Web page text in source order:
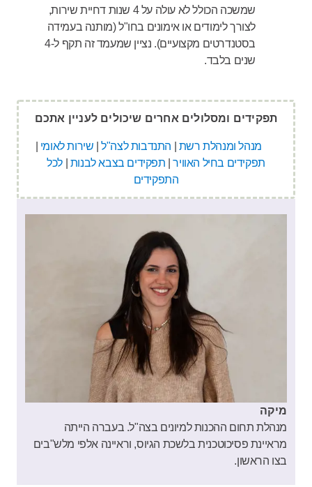
שמשכה הכולל לא עולה על 4 שנות דחיית שירות,
לצורך לימודים או אימונים בחו"ל (מותנה בעמידה
בסטנדרטים מקצועיים). נציין שמעמד זה תקף ל-4
שנים בלבד.
תפקידים ומסלולים אחרים שיכולים לעניין אתכם
מנהל ומנהלת רשת התנדבות לצה"ל| שירות לאומי
תפקידים בחיל האוויר| תפקידים בצבא לבנות |לכל
התפקידים
מיקה
מנהלת תחום ההכנות למיונים בצה"ל. בעברה הייתה
מראיינת פסיכוטכנית בלשכת הגיוס, וראיינה אלפי מלש"בים
בצו הראשון.